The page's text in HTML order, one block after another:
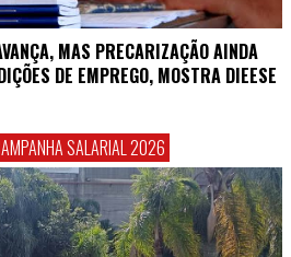
MAS PRECARIZAÇÃO AINDA
DE EMPREGO, MOSTRA DIEESE
SALARIAL 2026